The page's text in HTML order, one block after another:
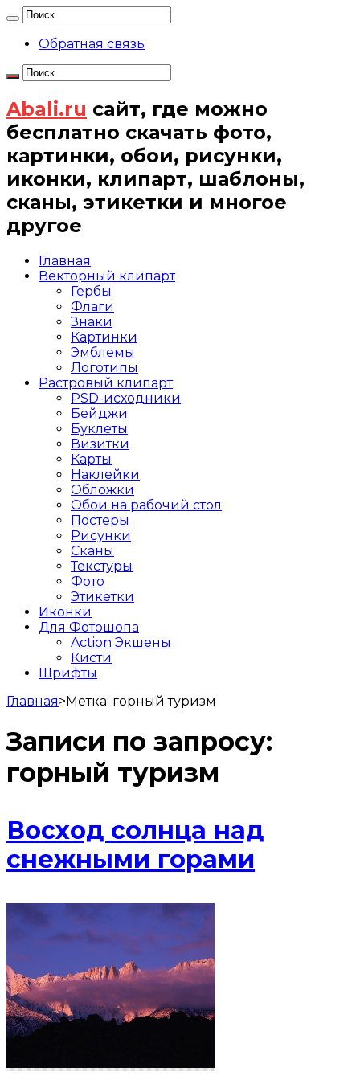
Обратная связь
Abali.ru сайт, где можно
бесплатно скачать фото,
картинки, обои, рисунки,
иконки, клипарт, шаблоны,
сканы, этикетки и многое
другое
Главная
Векторный клипарт
Гербы
Флаги
Знаки
Картинки
Эмблемы
Логотипы
Растровый клипарт
PSD-исходники
Бейджи
Буклеты
Визитки
Карты
Наклейки
Обложки
Обои на рабочий стол
Постеры
Рисунки
Сканы
Текстуры
Фото
Этикетки
Иконки
Для Фотошопа
Action Экшены
Кисти
Шрифты
Главная>Метка: горный туризм
Записи по запросу:
горный туризм
Восход солнца над
снежными горами